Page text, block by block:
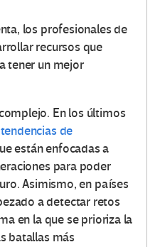
los profesionales de
recursos que
tener un mejor
En los últimos
de
están enfocadas a
para poder
Asimismo, en países
a detectar retos
en la que se prioriza la
batallas más